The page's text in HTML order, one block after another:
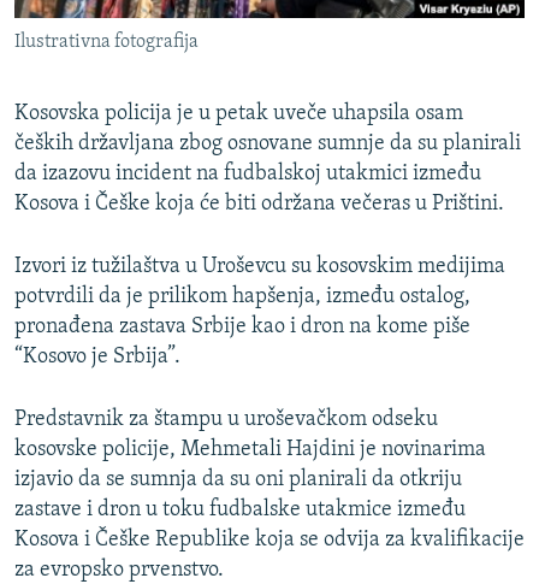
GENOCID U SREBRENICI
POPLAVE I KLIZIŠTA U BIH 2024.
TV LIBERTY
POST SCRIPTUM
MOJA EVROPA
SVE KARTE DEJTONA
NASTANAK I RASPAD JUGOSLAVIJE
Sve RFE/RL stranice
Ilustrativna fotografija
Kosovska policija je u petak uveče uhapsila osam
čeških državljana zbog osnovane sumnje da su planirali
da izazovu incident na fudbalskoj utakmici između
Kosova i Češke koja će biti održana večeras u Prištini.
Izvori iz tužilaštva u Uroševcu su kosovskim medijima
potvrdili da je prilikom hapšenja, između ostalog,
pronađena zastava Srbije kao i dron na kome piše
“Kosovo je Srbija”.
Predstavnik za štampu u uroševačkom odseku
kosovske policije, Mehmetali Hajdini je novinarima
izjavio da se sumnja da su oni planirali da otkriju
zastave i dron u toku fudbalske utakmice između
Kosova i Češke Republike koja se odvija za kvalifikacije
za evropsko prvenstvo.